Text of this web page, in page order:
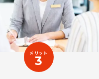
メリット
3